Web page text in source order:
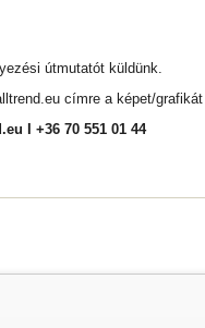
útmutatót küldünk.
címre a képet/
I +36 70 551 01 44